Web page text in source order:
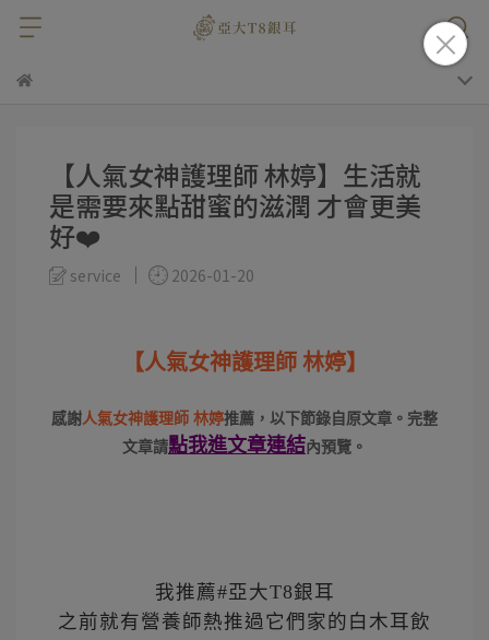
【人氣女神護理師 林婷】生活就
是需要來點甜蜜的滋潤 才會更美
好❤️
service 2026-01-20
【人氣女神護理師 林婷】
感謝人氣女神護理師 林婷推薦，以下節錄自原文章。 完整
文章請點我進文章連結內預覽。
我推薦#亞大T8銀耳
之前就有營養師熱推過它們家的白木耳飲